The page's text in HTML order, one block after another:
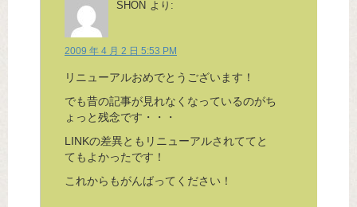
SHON より:
2009 年 4 月 2 日 5:53 PM
リニューアルおめでとうございます！
でも昔の記事が見れなくなっているのがち
ょっと残念です・・・
LINKの差異ともリニューアルされててと
てもよかったです！
これからもがんばってください！